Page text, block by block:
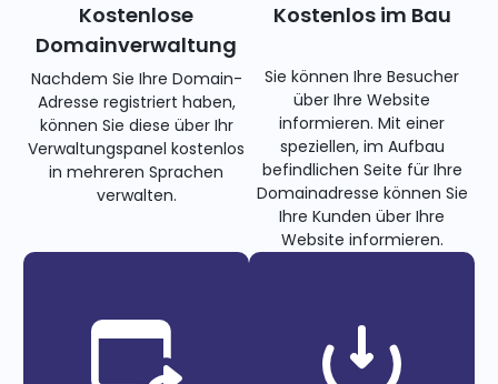
Kostenlose
Domainverwaltung
Nachdem Sie Ihre Domain-
Adresse registriert haben,
können Sie diese über Ihr
Verwaltungspanel kostenlos
in mehreren Sprachen
verwalten.
Kostenlos im Bau
Sie können Ihre Besucher
über Ihre Website
informieren. Mit einer
speziellen, im Aufbau
befindlichen Seite für Ihre
Domainadresse können Sie
Ihre Kunden über Ihre
Website informieren.